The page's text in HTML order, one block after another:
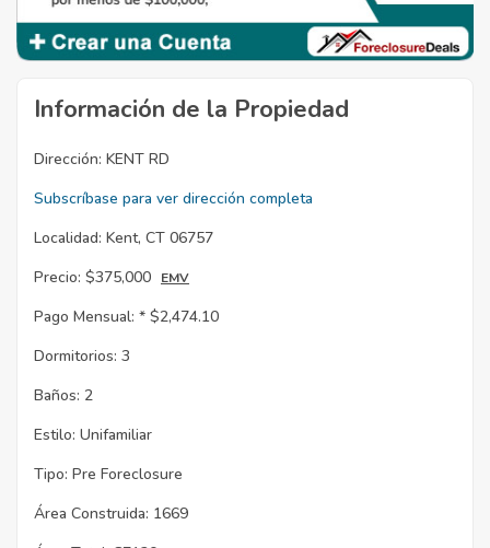
Información de la Propiedad
Dirección: KENT RD
Subscríbase para ver dirección completa
Localidad: Kent, CT 06757
Precio: $375,000 EMV
Pago Mensual: * $2,474.10
Dormitorios: 3
Baños: 2
Estilo: Unifamiliar
Tipo: Pre Foreclosure
Área Construida: 1669